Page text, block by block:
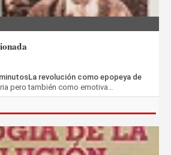
revolución como epopeya de
pero también como emotiva…